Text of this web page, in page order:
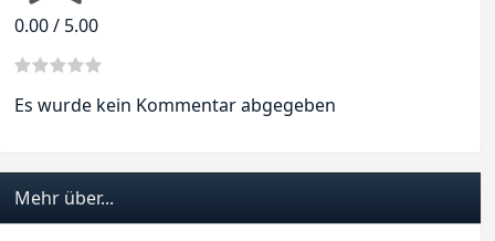
0.00 / 5.00
Es wurde kein Kommentar abgegeben
Mehr über...